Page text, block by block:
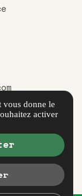
vous donne le
activer